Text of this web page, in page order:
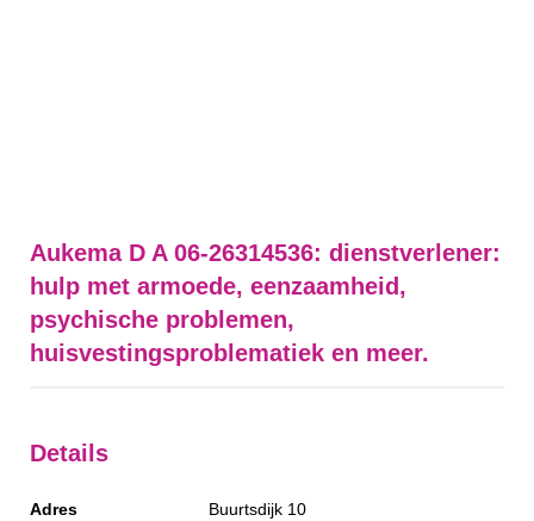
Aukema D A 06-26314536: dienstverlener:
hulp met armoede, eenzaamheid,
psychische problemen,
huisvestingsproblematiek en meer.
Details
Adres
Buurtsdijk 10